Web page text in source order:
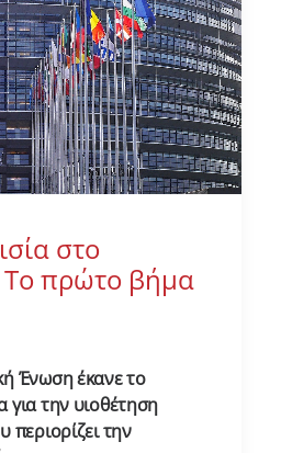
στο
Το πρώτο βήμα
Ένωση έκανε το
την υιοθέτηση
περιορίζει την